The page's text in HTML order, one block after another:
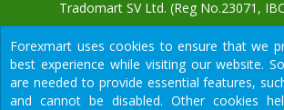
Tradomart SV Ltd. (Reg No.23071, IBC
2015) with a registered office at First
SVG Teachers Co-operative Credit
Limited Uptown Building, Corner of
and Middle Street, Kingstown, Saint
and the Grenadines
Forexmart uses cookies to ensure that we
best experience while visiting our website.
are needed to provide essential features,
and cannot be disabled. Other cookies